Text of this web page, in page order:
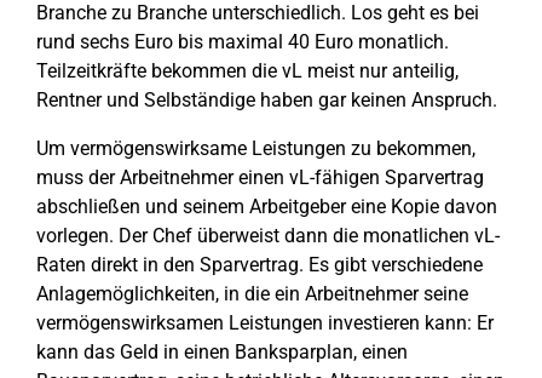
Branche zu Branche unterschiedlich. Los geht es bei
rund sechs Euro bis maximal 40 Euro monatlich.
Teilzeitkräfte bekommen die vL meist nur anteilig,
Rentner und Selbständige haben gar keinen Anspruch.
Um vermögenswirksame Leistungen zu bekommen,
muss der Arbeitnehmer einen vL-fähigen Sparvertrag
abschließen und seinem Arbeitgeber eine Kopie davon
vorlegen. Der Chef überweist dann die monatlichen vL-
Raten direkt in den Sparvertrag. Es gibt verschiedene
Anlagemöglichkeiten, in die ein Arbeitnehmer seine
vermögenswirksamen Leistungen investieren kann: Er
kann das Geld in einen Banksparplan, einen